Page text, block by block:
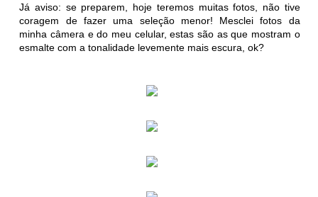
Já aviso: se preparem, hoje teremos muitas fotos, não tive
coragem de fazer uma seleção menor! Mesclei fotos da
minha câmera e do meu celular, estas são as que mostram o
esmalte com a tonalidade levemente mais escura, ok?